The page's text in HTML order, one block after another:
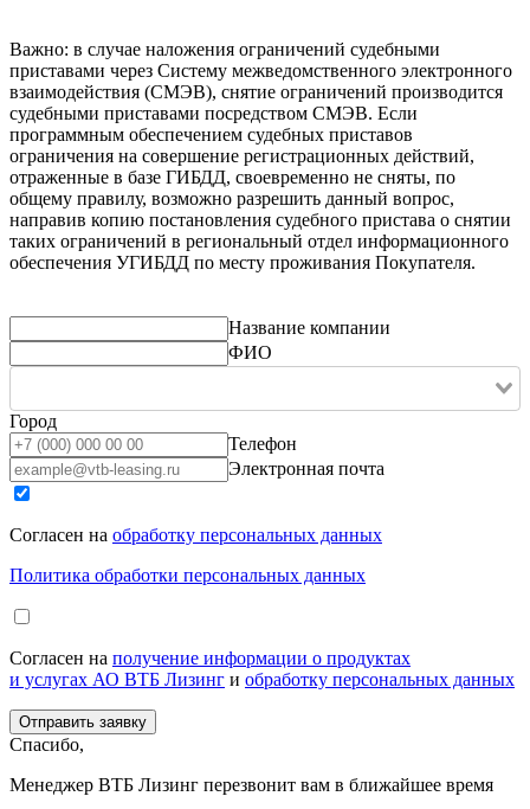
Важно: в случае наложения ограничений судебными
приставами через Систему межведомственного электронного
взаимодействия (СМЭВ), снятие ограничений производится
судебными приставами посредством СМЭВ. Если
программным обеспечением судебных приставов
ограничения на совершение регистрационных действий,
отраженные в базе ГИБДД, своевременно не сняты, по
общему правилу, возможно разрешить данный вопрос,
направив копию постановления судебного пристава о снятии
таких ограничений в региональный отдел информационного
обеспечения УГИБДД по месту проживания Покупателя.
Название компании
ФИО
Город
Телефон
Электронная почта
Согласен на обработку персональных данных
Политика обработки персональных данных
Согласен на получение информации о продуктах
и услугах АО ВТБ Лизинг и обработку персональных данных
Спасибо,
Менеджер ВТБ Лизинг перезвонит вам в ближайшее время